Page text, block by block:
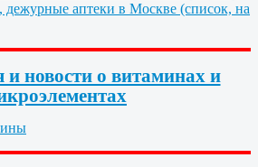
дежурные аптеки в Москве (список, на
новости о витаминах и